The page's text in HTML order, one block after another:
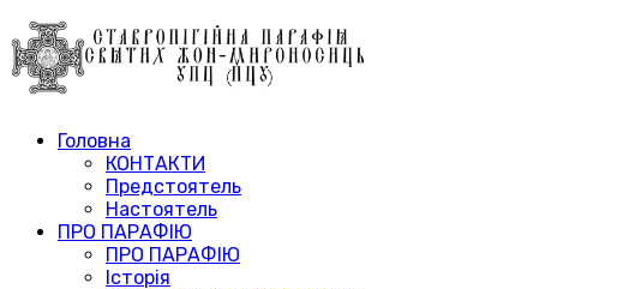
Головна
КОНТАКТИ
Предстоятель
Настоятель
ПРО ПАРАФІЮ
ПРО ПАРАФІЮ
Історія